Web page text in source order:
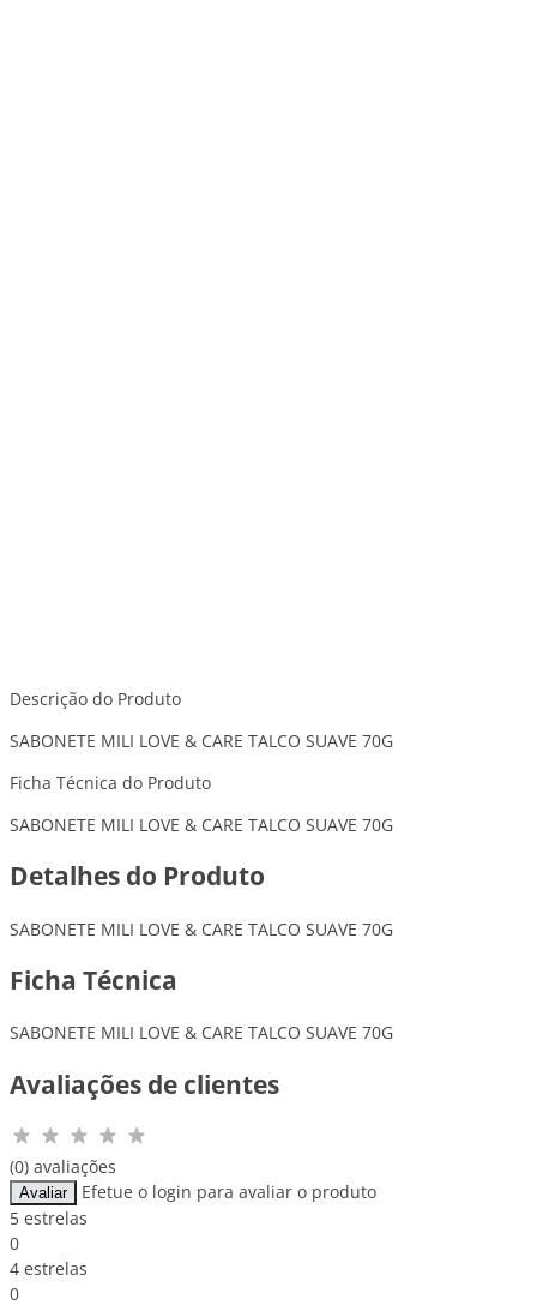
Descrição do Produto
SABONETE MILI LOVE & CARE TALCO SUAVE 70G
Ficha Técnica do Produto
SABONETE MILI LOVE & CARE TALCO SUAVE 70G
Detalhes do Produto
SABONETE MILI LOVE & CARE TALCO SUAVE 70G
Ficha Técnica
SABONETE MILI LOVE & CARE TALCO SUAVE 70G
Avaliações de clientes
(0) avaliações
Avaliar
Efetue o login para avaliar o produto
5 estrelas
0
4 estrelas
0